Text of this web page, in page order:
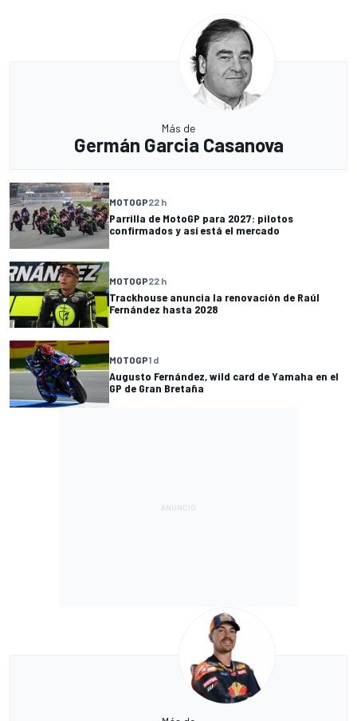
Más de
Germán Garcia Casanova
MOTOGP22 h
Parrilla de MotoGP para 2027: pilotos
confirmados y así está el mercado
MOTOGP22 h
Trackhouse anuncia la renovación de Raúl
Fernández hasta 2028
MOTOGP1 d
Augusto Fernández, wild card de Yamaha en el
GP de Gran Bretaña